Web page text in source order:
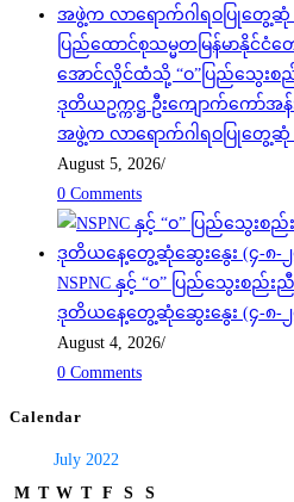
ပြည်ထောင်စုသမ္မတမြန်မာနိုင်ငံတ
အောင်လှိုင်ထံသို့ “ဝ”ပြည်သွေးစ
ဒုတိယဥက္ကဋ္ဌ ဦးကျောက်ကော်
အဖွဲ့က လာရောက်ဂါရဝပြုတွေ့ဆုံ
August 5, 2026/
0 Comments
NSPNC နှင့် “ဝ” ပြည်သွေးစည်
ဒုတိယနေ့တွေ့ဆုံဆွေးနွေး (၄-၈-၂
August 4, 2026/
0 Comments
Calendar
July 2022
M T W T F S S